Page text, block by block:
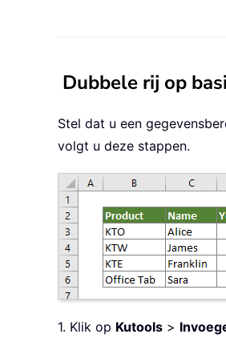
Dubbele rij op
Stel dat u een
volgt u deze stappen.
1. Klik op Kutools >